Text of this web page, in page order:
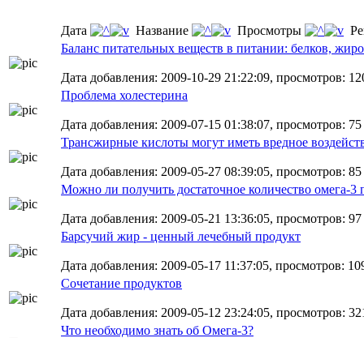
Дата Название Просмотры
Баланс питательных веществ в питании: белков,
Дата добавления: 2009-10-29 21:22:09, просмотров:
Проблема холестерина
Дата добавления: 2009-07-15 01:38:07, просмотров: 75
Трансжирные кислоты могут иметь вредное
Дата добавления: 2009-05-27 08:39:05, просмотров: 85
Можно ли получить достаточное количество
Дата добавления: 2009-05-21 13:36:05, просмотров: 97
Барсучий жир - ценный лечебный продукт
Дата добавления: 2009-05-17 11:37:05, просмотров:
Сочетание продуктов
Дата добавления: 2009-05-12 23:24:05, просмотров:
Что необходимо знать об Омега-3?